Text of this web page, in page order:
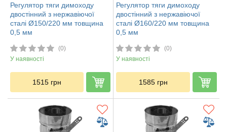
Регулятор тяги димоходу
двостінний з нержавіючої
сталі Ø150/220 мм товщина
0,5 мм
(0)
У наявності
1515 грн
Регулятор тяги димоходу
двостінний з нержавіючої
сталі Ø160/220 мм товщина
0,5 мм
(0)
У наявності
1585 грн